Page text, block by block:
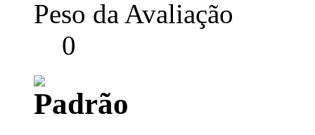
Peso da Avaliação
0